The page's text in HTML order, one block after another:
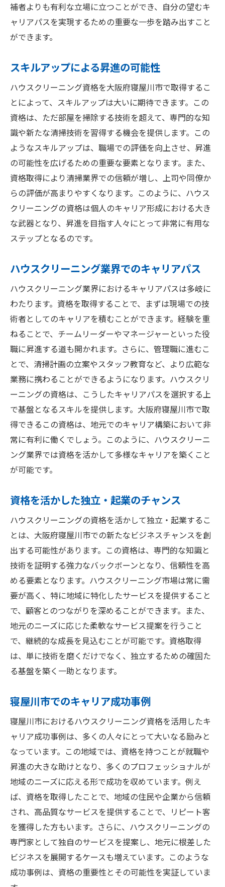
補者よりも有利な立場に立つことができ、自分の望むキ
ャリアパスを実現するための重要な一歩を踏み出すこと
ができます。
スキルアップによる昇進の可能性
ハウスクリーニング資格を大阪府寝屋川市で取得するこ
とによって、スキルアップは大いに期待できます。この
資格は、ただ部屋を掃除する技術を超えて、専門的な知
識や新たな清掃技術を習得する機会を提供します。この
ようなスキルアップは、職場での評価を向上させ、昇進
の可能性を広げるための重要な要素となります。また、
資格取得により清掃業界での信頼が増し、上司や同僚か
らの評価が高まりやすくなります。このように、ハウス
クリーニングの資格は個人のキャリア形成における大き
な武器となり、昇進を目指す人々にとって非常に有用な
ステップとなるのです。
ハウスクリーニング業界でのキャリアパス
ハウスクリーニング業界におけるキャリアパスは多岐に
わたります。資格を取得することで、まずは現場での技
術者としてのキャリアを積むことができます。経験を重
ねることで、チームリーダーやマネージャーといった役
職に昇進する道も開かれます。さらに、管理職に進むこ
とで、清掃計画の立案やスタッフ教育など、より広範な
業務に携わることができるようになります。ハウスクリ
ーニングの資格は、こうしたキャリアパスを選択する上
で基盤となるスキルを提供します。大阪府寝屋川市で取
得できるこの資格は、地元でのキャリア構築において非
常に有利に働くでしょう。このように、ハウスクリーニ
ング業界では資格を活かして多様なキャリアを築くこと
が可能です。
資格を活かした独立・起業のチャンス
ハウスクリーニングの資格を活かして独立・起業するこ
とは、大阪府寝屋川市での新たなビジネスチャンスを創
出する可能性があります。この資格は、専門的な知識と
技術を証明する強力なバックボーンとなり、信頼性を高
める要素となります。ハウスクリーニング市場は常に需
要が高く、特に地域に特化したサービスを提供すること
で、顧客とのつながりを深めることができます。また、
地元のニーズに応じた柔軟なサービス提案を行うこと
で、継続的な成長を見込むことが可能です。資格取得
は、単に技術を磨くだけでなく、独立するための確固た
る基盤を築く一助となります。
寝屋川市でのキャリア成功事例
寝屋川市におけるハウスクリーニング資格を活用したキ
ャリア成功事例は、多くの人々にとって大いなる励みと
なっています。この地域では、資格を持つことが就職や
昇進の大きな助けとなり、多くのプロフェッショナルが
地域のニーズに応える形で成功を収めています。例え
ば、資格を取得したことで、地域の住民や企業から信頼
され、高品質なサービスを提供することで、リピート客
を獲得した方もいます。さらに、ハウスクリーニングの
専門家として独自のサービスを提案し、地元に根差した
ビジネスを展開するケースも増えています。このような
成功事例は、資格の重要性とその可能性を実証していま